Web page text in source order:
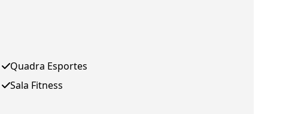
Quadra Esportes
Sala Fitness